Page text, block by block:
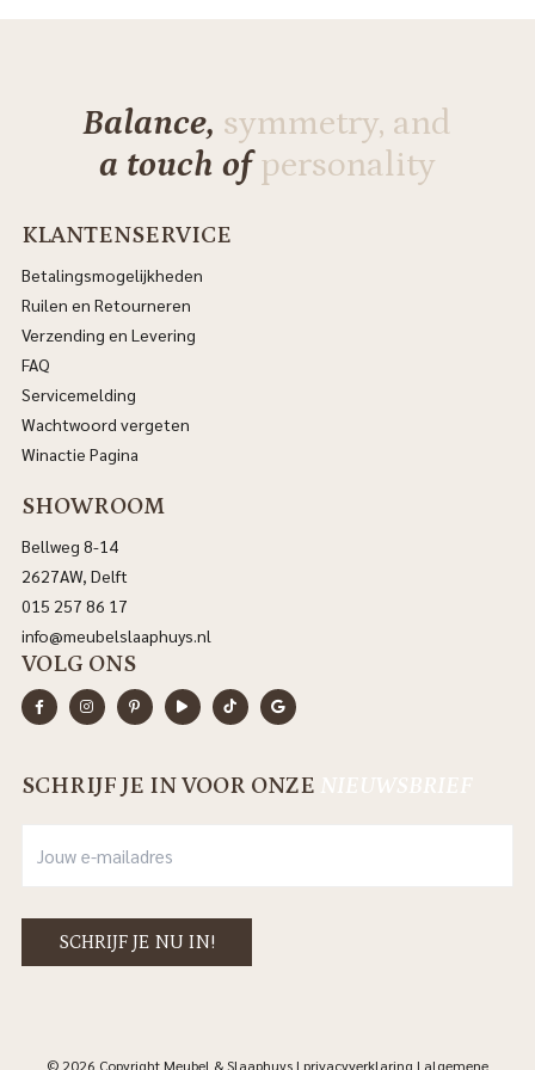
Balance, symmetry, and
a touch ofpersonality
KLANTENSERVICE
Betalingsmogelijkheden
Ruilen en Retourneren
Verzending en Levering
FAQ
Servicemelding
Wachtwoord vergeten
Winactie Pagina
SHOWROOM
Bellweg 8-14
2627AW, Delft
015 257 86 17
info@meubelslaaphuys.nl
VOLG ONS
SCHRIJF JE IN VOOR ONZE NIEUWSBRIEF
© 2026 Copyright Meubel & Slaaphuys | privacyverklaring | algemene